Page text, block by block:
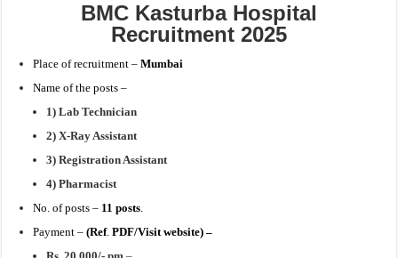
BMC Kasturba Hospital
Recruitment 2025
Place of recruitment – Mumbai
Name of the posts –
1) Lab Technician
2) X-Ray Assistant
3) Registration Assistant
4) Pharmacist
No. of posts – 11 posts.
Payment – (Ref. PDF/Visit website) –